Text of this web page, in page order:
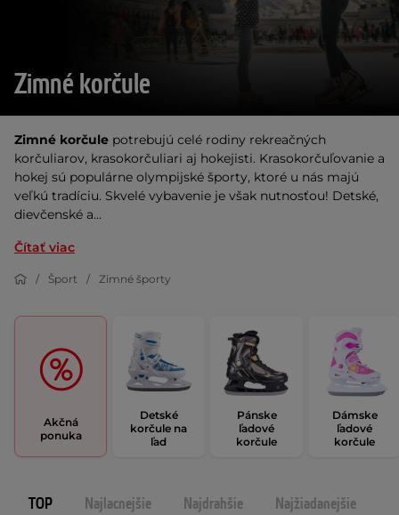
Zimné korčule
Zimné korčule potrebujú celé rodiny rekreačných
korčuliarov, krasokorčuliari aj hokejisti. Krasokorčuľovanie a
hokej sú populárne olympijské športy, ktoré u nás majú
veľkú tradíciu. Skvelé vybavenie je však nutnosťou! Detské,
dievčenské a...
Čítať viac
Šport Zimné športy
Akčná
ponuka
Detské
korčule na
ľad
Pánske
ľadové
korčule
Dámske
ľadové
korčule
TOP Najlacnejšie Najdrahšie Najžiadanejšie